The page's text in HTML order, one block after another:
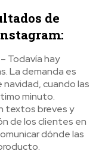
de
Todavía hay
La demanda es
cuando las
minuto.
textos breves y
de los clientes en
dónde las